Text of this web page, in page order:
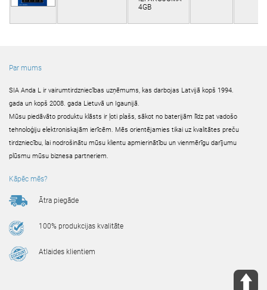
4GB
Par mums
SIA Anda L ir vairumtirdzniecības uzņēmums, kas darbojas Latvijā kopš 1994.
gada un kopš 2008. gada Lietuvā un Igaunijā.
Mūsu piedāvāto produktu klāsts ir ļoti plašs, sākot no baterijām līdz pat vadošo
tehnoloģiju elektroniskajām ierīcēm. Mēs orientējamies tikai uz kvalitātes preču
tirdzniecību, lai nodrošinātu mūsu klientu apmierinātību un vienmērīgu darījumu
plūsmu mūsu biznesa partneriem.
Kāpēc mēs?
Ātra piegāde
100% produkcijas kvalitāte
Atlaides klientiem